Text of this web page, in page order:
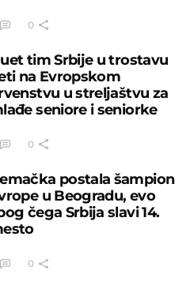
0
tim Srbije u trostavu
na Evropskom
u streljaštvu za
seniore i seniorke
0
postala šampion
u Beogradu, evo
čega Srbija slavi 14.
0